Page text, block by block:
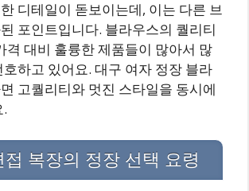
디테일이 돋보이는데, 이는 다른 브
포인트입니다. 블라우스의 퀄리티
격 대비 훌륭한 제품들이 많아서 많
하고 있어요. 대구 여자 정장 블라
고퀄리티와 멋진 스타일을 동시에
접 복장의 정장 선택 요령